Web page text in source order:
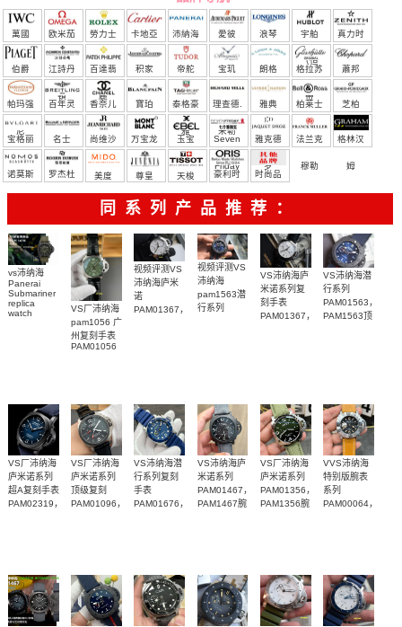
萬國 欧米茄 勞力士 卡地亞 沛納海 愛彼 浪琴 宇舶
（恒
宝）
真力时
伯爵 江詩丹
頓
百達翡
麗
积家 帝舵 宝玑 朗格 格拉苏
蒂
蕭邦
帕玛强
尼
百年灵 香奈儿 寶珀 泰格豪
雅
理查德.
米勒
雅典 柏莱士 芝柏
宝格丽 名士 尚维沙 万宝龙 玉宝 Seven
Friday
雅克德
罗
法兰克
穆勒
格林汉
姆
诺莫斯
罗杰杜 美度 尊皇 天梭 豪利时 时尚品
牌/原单
同系列产品推荐：
vs沛纳海
Panerai
Submariner
replica
watch
VS厂沛纳海
pam1056 广
州复刻手表
PAM01056
视频评测VS
沛纳海庐米
诺
PAM01367，
视频评测VS
沛纳海
pam1563潜
行系列
VS沛纳海庐
米诺系列复
刻手表
PAM01367，
VS沛纳海潜
行系列
PAM01563，
PAM1563顶
VS厂沛纳海
庐米诺系列
超A复刻手表
PAM02319，
VS厂沛纳海
庐米诺系列
顶级复刻
PAM01096，
VS沛纳海潜
行系列复刻
手表
PAM01676，
VS沛纳海庐
米诺系列
PAM01467，
PAM1467腕
VS厂沛纳海
庐米诺系列
PAM01356，
PAM1356腕
VVS沛纳海
特别版腕表
系列
PAM00064，